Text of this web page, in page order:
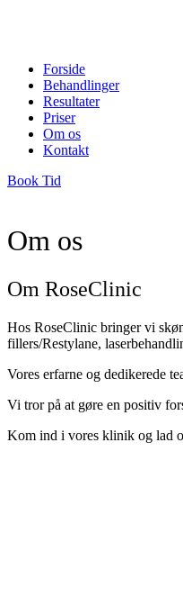
Forside
Behandlinger
Resultater
Priser
Om os
Kontakt
Book Tid
Om os
Om RoseClinic​
Hos RoseClinic bringer vi
fillers/Restylane,
Vores erfarne og dedikerede
Vi tror på at gøre en positiv
Kom ind i vores klinik og lad